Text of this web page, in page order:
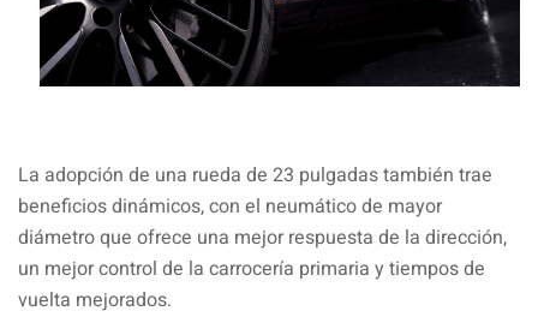
La adopción de una rueda de 23 pulgadas también trae
beneficios dinámicos, con el neumático de mayor
diámetro que ofrece una mejor respuesta de la dirección,
un mejor control de la carrocería primaria y tiempos de
vuelta mejorados.